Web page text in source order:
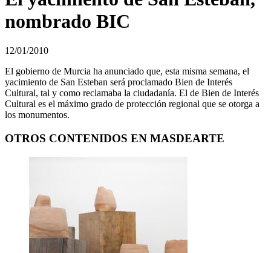
nombrado BIC
12/01/2010
El gobierno de Murcia ha anunciado que, esta misma semana, el
yacimiento de San Esteban será proclamado Bien de Interés
Cultural, tal y como reclamaba la ciudadanía. El de Bien de Interés
Cultural es el máximo grado de protección regional que se otorga a
los monumentos.
OTROS CONTENIDOS EN MASDEARTE